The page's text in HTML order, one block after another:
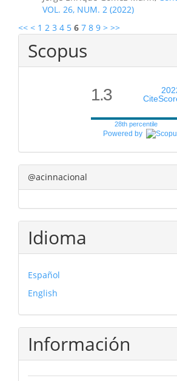
VOL. 26, NUM. 2 (2022)
<< < 1 2 3 4 5 6 7 8 9 > >>
Scopus
1.3
28th percentile
Powered by
@acinnacional
Idioma
Español
English
Información